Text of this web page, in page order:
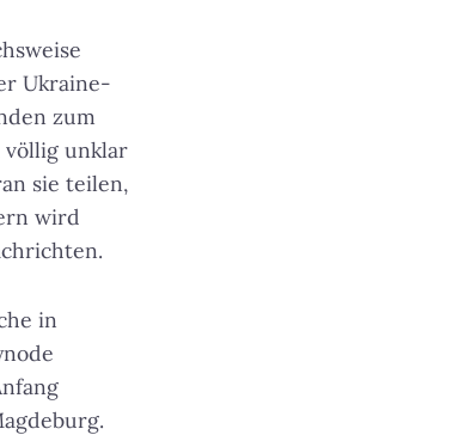
Ukraine-
zum
völlig unklar
sie teilen,
wird
in